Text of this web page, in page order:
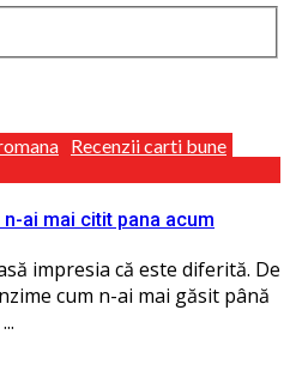
Recenzii carti bune
ai mai citit pana acum
impresia că este diferită. De
cum n-ai mai găsit până